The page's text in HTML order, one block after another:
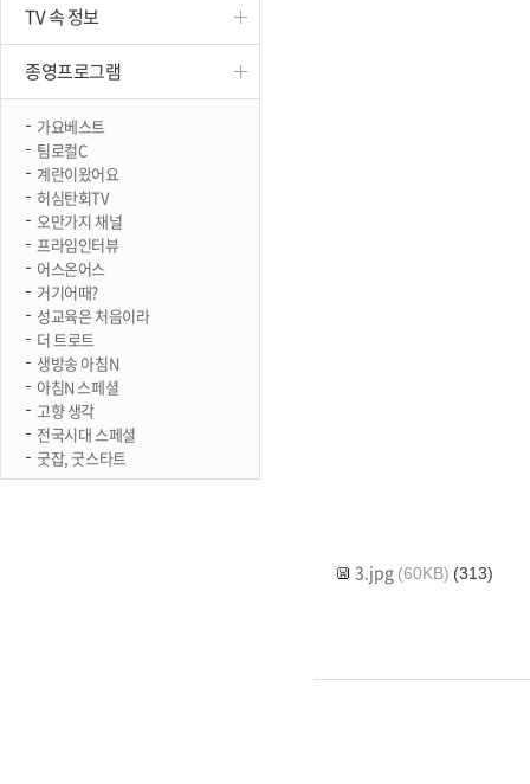
TV 속 정보
종영프로그램
가요베스트
팀로컬C
계란이왔어요
허심탄회TV
오만가지 채널
프라임인터뷰
어스온어스
거기어때?
성교육은 처음이라
더 트로트
생방송 아침N
아침N 스페셜
고향 생각
전국시대 스페셜
굿잡, 굿스타트
3.jpg (60KB) (313)